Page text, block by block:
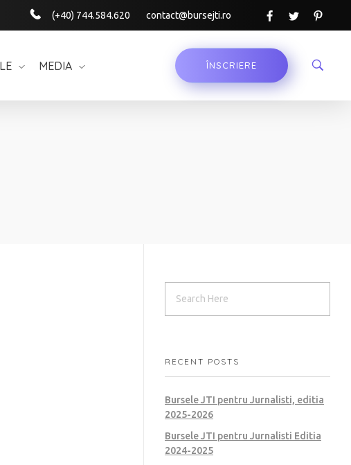
(+40) 744.584.620 contact@bursejti.ro
ÎNSCRIERE
MEDIA
RECENT POSTS
Bursele JTI pentru Jurnalisti, editia
2025-2026
Bursele JTI pentru Jurnalisti Editia
2024-2025